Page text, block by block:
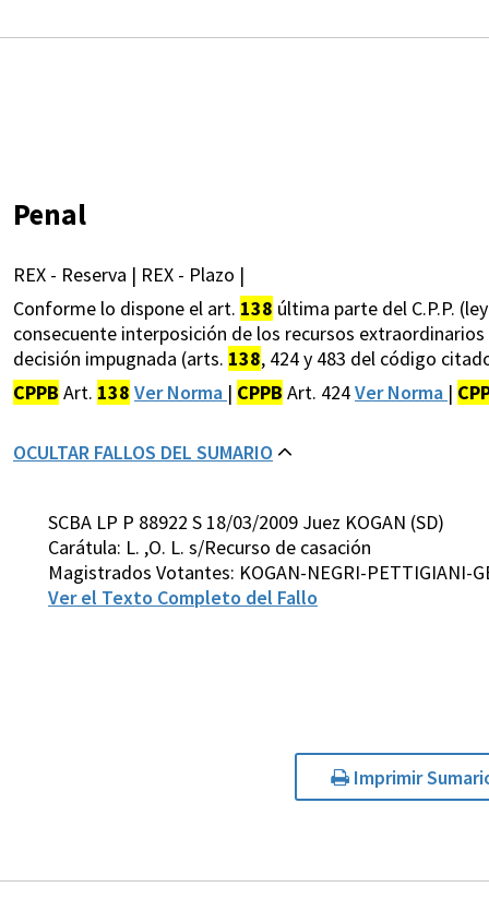
Penal
REX - Reserva | REX - Plazo |
Conforme lo dispone el art. 138 última parte del C.P.P.
consecuente interposición de los recursos
decisión impugnada (arts. 138, 424 y 483 del código
CPPB Art. 138 Ver Norma | CPPB Art. 424Ver Norma |
OCULTAR FALLOS DEL SUMARIO
SCBA LP P 88922 S 18/03/2009 Juez KOGAN (SD)
Carátula: L. ,O. L. s/Recurso de casación
Magistrados Votantes: KOGAN-NEGRI-PETTIGIANI-
Ver el Texto Completo del Fallo
Imprimir